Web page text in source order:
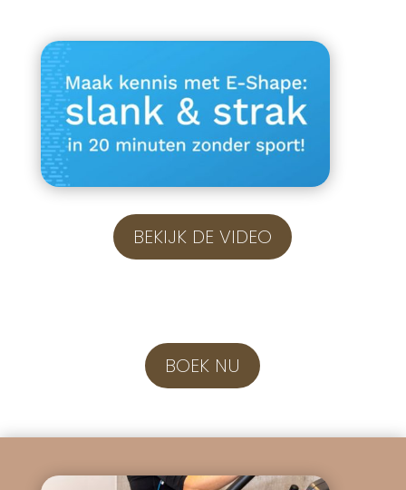
BEKIJK DE VIDEO
BOEK NU